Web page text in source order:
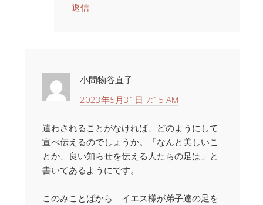
返信
小間物谷直子
2023年5月31日 7:15 AM
遣わされることがなければ、どのようにして
宣べ伝えるのでしょうか。「なんと美しいこ
とか、良い知らせを伝える人たちの足は」と
書いてあるようにです。
このみことばから イエス様が弟子達の足を